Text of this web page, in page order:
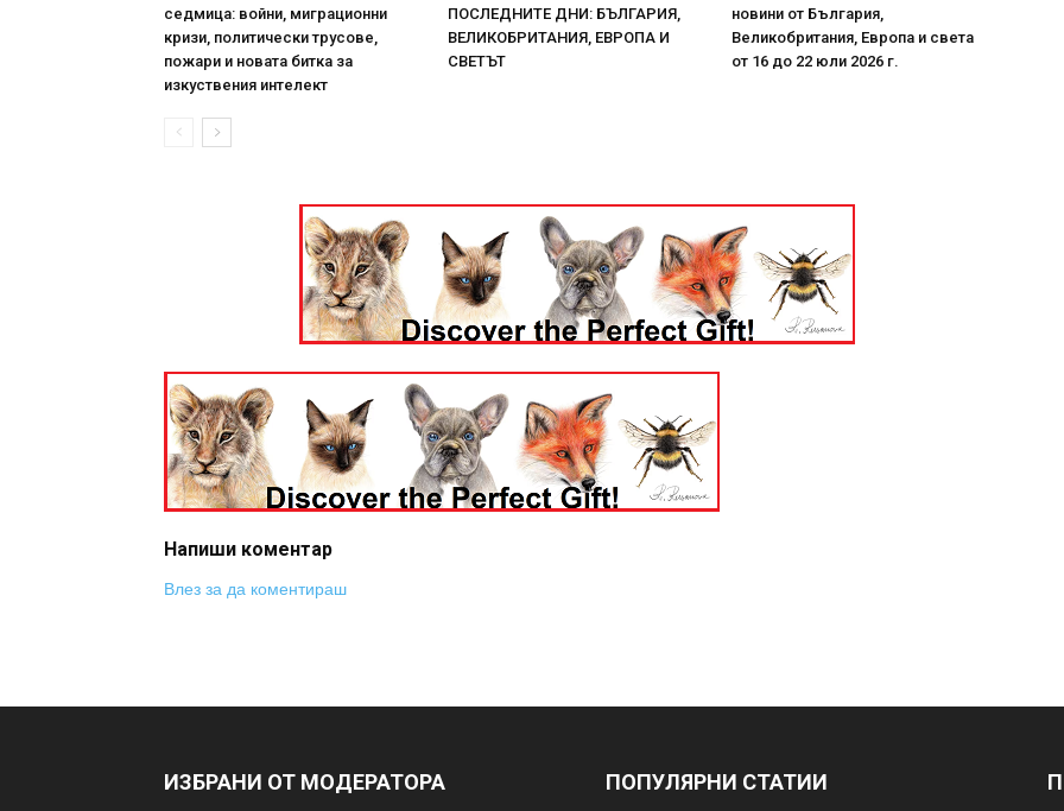
седмица: войни, миграционни
кризи, политически трусове,
пожари и новата битка за
изкуствения интелект
ПОСЛЕДНИТЕ ДНИ: БЪЛГАРИЯ,
ВЕЛИКОБРИТАНИЯ, ЕВРОПА И
СВЕТЪТ
новини от България,
Великобритания, Европа и света
от 16 до 22 юли 2026 г.
Напиши коментар
Влез за да коментираш
ИЗБРАНИ ОТ МОДЕРАТОРА ПОПУЛЯРНИ СТАТИИ